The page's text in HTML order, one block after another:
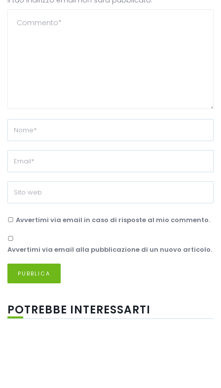
Avvertimi via email in caso di risposte al mio commento.
Avvertimi via email alla pubblicazione di un nuovo articolo.
POTREBBE INTERESSARTI